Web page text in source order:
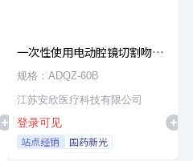
一次性使用电动腔镜切割吻合
器及组件
规格：ADQZ-60B
江苏安欣医疗科技有限公司
登录可见
站点经销 国药新光